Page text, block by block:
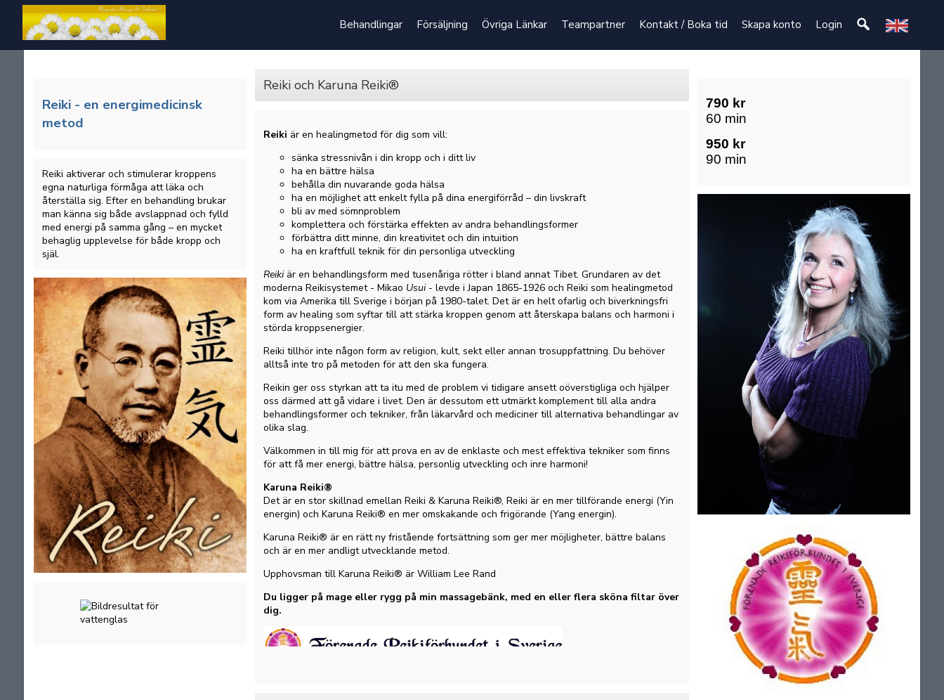
Behandlingar Försäljning Övriga Länkar Teampartner Kontakt / Boka tid Skapa konto Login
Reiki - en energimedicinsk
metod
Reiki aktiverar och stimulerar kroppens
egna naturliga förmåga att läka och
återställa sig. Efter en behandling brukar
man känna sig både avslappnad och fylld
med energi på samma gång – en mycket
behaglig upplevelse för både kropp och
själ.
Reiki och Karuna Reiki®
Reiki är en healingmetod för dig som vill:
sänka stressnivån i din kropp och i ditt liv
ha en bättre hälsa
behålla din nuvarande goda hälsa
ha en möjlighet att enkelt fylla på dina energiförråd – din livskraft
bli av med sömnproblem
komplettera och förstärka effekten av andra behandlingsformer
förbättra ditt minne, din kreativitet och din intuition
ha en kraftfull teknik för din personliga utveckling
Reikiär en behandlingsform med tusenåriga rötter i bland annat Tibet. Grundaren av det
moderna Reikisystemet - Mikao Usui- levde i Japan 1865-1926 och Reiki som healingmetod
kom via Amerika till Sverige i början på 1980-talet. Det är en helt ofarlig och biverkningsfri
form av healing som syftar till att stärka kroppen genom att återskapa balans och harmoni i
störda kroppsenergier.
Reiki tillhör inte någon form av religion, kult, sekt eller annan trosuppfattning. Du behöver
alltså inte tro på metoden för att den ska fungera.
Reikin ger oss styrkan att ta itu med de problem vi tidigare ansett oöverstigliga och hjälper
oss därmed att gå vidare i livet. Den är dessutom ett utmärkt komplement till alla andra
behandlings­former och tekniker, från läkarvård och mediciner till alternativa behandlingar av
olika slag.
Välkommen in till mig för att prova en av de enklaste och mest effektiva tekniker som finns
för att få mer energi, bättre hälsa, personlig utveckling och inre harmoni!
Karuna Reiki®
Det är en stor skillnad emellan Reiki & Karuna Reiki®, Reiki är en mer tillförande energi (Yin
energin) och Karuna Reiki® en mer omskakande och frigörande (Yang energin).
Karuna Reiki® är en rätt ny fristående fortsättning som ger mer möjligheter, bättre balans
och är en mer andligt utvecklande metod.
Upphovsman till Karuna Reiki® är William Lee Rand
Du ligger på mage eller rygg på min massagebänk, med en eller flera sköna filtar över
dig.
790 kr
60 min
950 kr
90 min